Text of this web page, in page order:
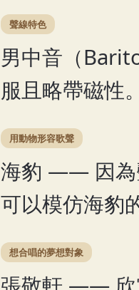
聲線特色
男中音（
服且略帶磁性。
用動物形容歌聲
海豹 —— 因為
可以模仿海豹
想合唱的夢想對象